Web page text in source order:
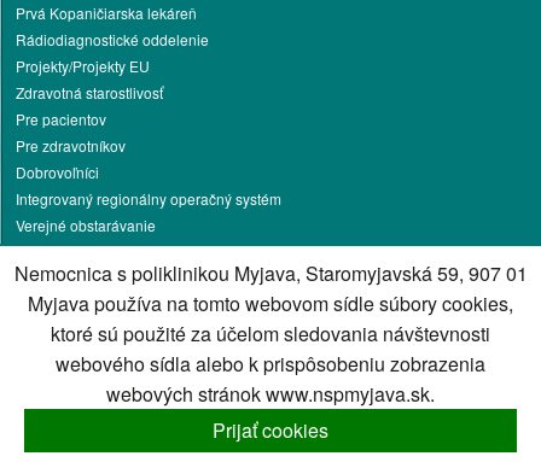
Prvá Kopaničiarska lekáreň
Rádiodiagnostické oddelenie
Projekty/Projekty EU
Zdravotná starostlivosť
Pre pacientov
Pre zdravotníkov
Dobrovoľníci
Integrovaný regionálny operačný systém
Verejné obstarávanie
Životné prostredie
Oznamovanie protispoločenskej činnosti
Jedálny lístok
Kontakt
Cookies nastavenie
Správca obsahu
Vyhlásenie o prístupnosti
Nemocnica s poliklinikou Myjava, Staromyjavská 59, 907 01
Myjava používa na tomto webovom sídle súbory cookies,
ktoré sú použité za účelom sledovania návštevnosti
webového sídla alebo k prispôsobeniu zobrazenia
webových stránok www.nspmyjava.sk.
Prijať cookies